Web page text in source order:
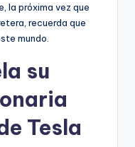
la próxima vez que
recuerda que
mundo.
su
Tesla